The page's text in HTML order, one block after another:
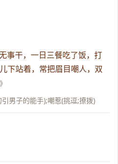
事干，一日三餐吃了饭，打
下站着，常把眉目嘲人，双
男子的能手);嘲惹(挑逗;撩拨)